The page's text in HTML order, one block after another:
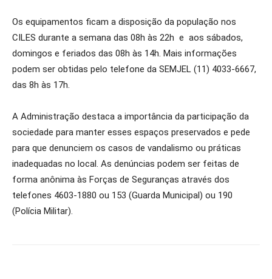
Os equipamentos ficam a disposição da população nos
CILES durante a semana das 08h às 22h e aos sábados,
domingos e feriados das 08h às 14h. Mais informações
podem ser obtidas pelo telefone da SEMJEL (11) 4033-6667,
das 8h às 17h.
A Administração destaca a importância da participação da
sociedade para manter esses espaços preservados e pede
para que denunciem os casos de vandalismo ou práticas
inadequadas no local. As denúncias podem ser feitas de
forma anônima às Forças de Seguranças através dos
telefones 4603-1880 ou 153 (Guarda Municipal) ou 190
(Polícia Militar).